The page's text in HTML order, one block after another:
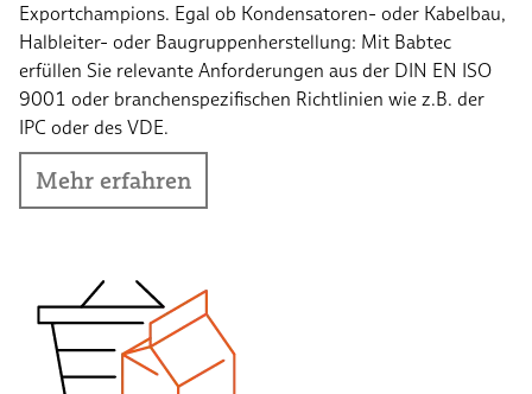
Exportchampions. Egal ob Kondensatoren- oder Kabelbau,
Halbleiter- oder Baugruppenherstellung: Mit Babtec
erfüllen Sie relevante Anforderungen aus der DIN EN ISO
9001 oder branchenspezifischen Richtlinien wie z.B. der
IPC oder des VDE.
Mehr erfahren